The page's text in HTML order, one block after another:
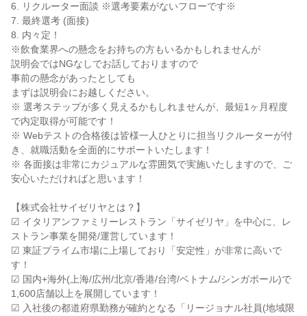
6. リクルーター面談 ※選考要素がないフローです※
7. 最終選考 (面接)
8. 内々定！
※飲食業界への懸念をお持ちの方もいるかもしれませんが
説明会ではNGなしでお話しておりますので
事前の懸念があったとしても
まずは説明会にお越しください。
※ 選考ステップが多く見えるかもしれませんが、最短1ヶ月程度
で内定取得が可能です！
※ Webテストの合格後は皆様一人ひとりに担当リクルーターが付
き、就職活動を全面的にサポートいたします！
※ 各面接は非常にカジュアルな雰囲気で実施いたしますので、ご
安心いただければと思います！
【株式会社サイゼリヤとは？】
☑ イタリアンファミリーレストラン「サイゼリヤ」を中心に、レ
ストラン事業を開発/運営しています！
☑ 東証プライム市場に上場しており「安定性」が非常に高いで
す！
☑ 国内+海外(上海/広州/北京/香港/台湾/ベトナム/シンガポール)で
1,600店舗以上を展開しています！
☑ 入社後の都道府県勤務が確約となる「リージョナル社員(地域限